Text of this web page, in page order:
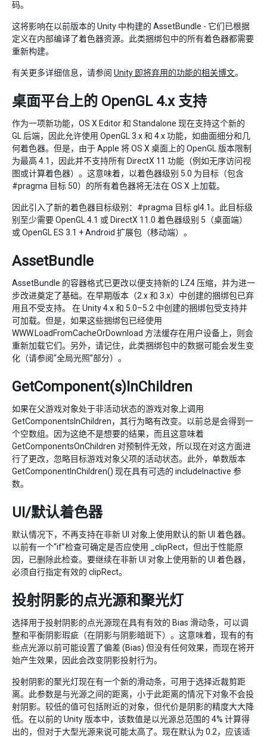
码。
这将影响在以前版本的 Unity 中构建的 AssetBundle - 它们已根据
定义在内部编译了着色器资源。此类捆绑包中的所有着色器都需要
重新构建。
有关更多详细信息，请参阅 Unity 即将弃用的功能的相关博文。
桌面平台上的 OpenGL 4.x 支持
作为一项新功能，OS X Editor 和 Standalone 现在支持这个新的
GL 后端，因此允许使用 OpenGL 3.x 和 4.x 功能，如曲面细分和几
何着色器。但是，由于 Apple 将 OS X 桌面上的 OpenGL 版本限制
为最高 4.1，因此并不支持所有 DirectX 11 功能（例如无序访问视
图或计算着色器）。这意味着，以着色器级别 5.0 为目标（包含
#pragma 目标 50）的所有着色器将无法在 OS X 上加载。
因此引入了新的着色器目标级别：#pragma 目标 gl4.1。此目标级
别至少需要 OpenGL 4.1 或 DirectX 11.0 着色器级别 5（桌面端）
或 OpenGL ES 3.1 + Android 扩展包（移动端）。
AssetBundle
AssetBundle 的容器格式已更改以便支持新的 LZ4 压缩，并为进一
步改进奠定了基础。在早期版本（2.x 和 3.x）中创建的捆绑包已弃
用且不受支持。 在 Unity 4.x 和 5.0–5.2 中创建的捆绑包受支持并
可加载。但是，如果这些捆绑包已经使用
WWW.LoadFromCacheOrDownload 方法缓存在用户设备上，则会
重新加载它们。另外，请记住，此类捆绑包中的数据可能会发生变
化（请参阅“全局光照”部分）。
GetComponent(s)InChildren
如果在父游戏对象处于非活动状态的游戏对象上调用
GetComponentsInChildren，其行为略有改变。以前总是会得到一
个空数组。因为这绝不是想要的结果，而且这意味着
GetComponentsOnChildren 对预制件无效，所以现在对这方面进
行了更改，忽略目标游戏对象父项的活动状态。此外，单数版本
GetComponentInChildren() 现在具有可选的 includeInactive 参
数。
UI/默认着色器
默认情况下，不再支持在非新 UI 对象上使用默认的新 UI 着色器。
以前有一个“if”检查可确定是否应使用 _clipRect，但出于性能原
因，已删除此检查。要继续在非新 UI 对象上使用新的 UI 着色器，
必须自行指定有效的 clipRect。
投射阴影的点光源和聚光灯
选择用于投射阴影的点光源现在具有有效的 Bias 滑动条，可以调
整和平衡阴影瑕疵（在阴影与阴影暗斑下）。这意味着，现有的有
些点光源以前可能设置了偏差 (Bias) 但没有任何效果，而现在将开
始产生效果，因此会改变阴影投射行为。
投射阴影的聚光灯现在有一个新的滑动条，可用于选择近裁剪距
离。此参数是与光源之间的距离，小于此距离的情况下对象不会投
射阴影。较低的值可包括附近的对象，但代价是阴影的精度大大降
低。在以前的 Unity 版本中，该数值是以光源总范围的 4% 计算得
出的，但对于大型光源来说可能太高了。现在默认为 0.2，应该适